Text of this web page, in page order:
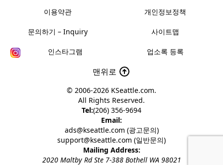
이용약관 개인정보정책
문의하기 – Inquiry 사이트맵
인스타그램 업소록 등록
맨위로
© 2006-2026 KSeattle.com.
All Rights Reserved.
Tel:(206) 356-9694
Email:
ads@kseattle.com (광고문의)
support@kseattle.com (일반문의)
Mailing Address:
2020 Maltby Rd Ste 7-388 Bothell WA 98021